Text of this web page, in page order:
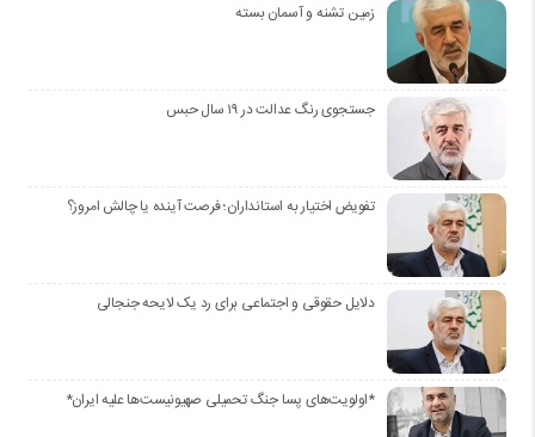
زمین تشنه و آسمان بسته
جستجوی رنگ عدالت در ۱۹ سال حبس
تفویض اختیار به استانداران؛ فرصت آینده یا چالش امروز؟
دلایل حقوقی و اجتماعی برای رد یک لایحه جنجالی
*اولویت‌های پسا جنگ تحمیلی صهیونیست‌ها علیه ایران*